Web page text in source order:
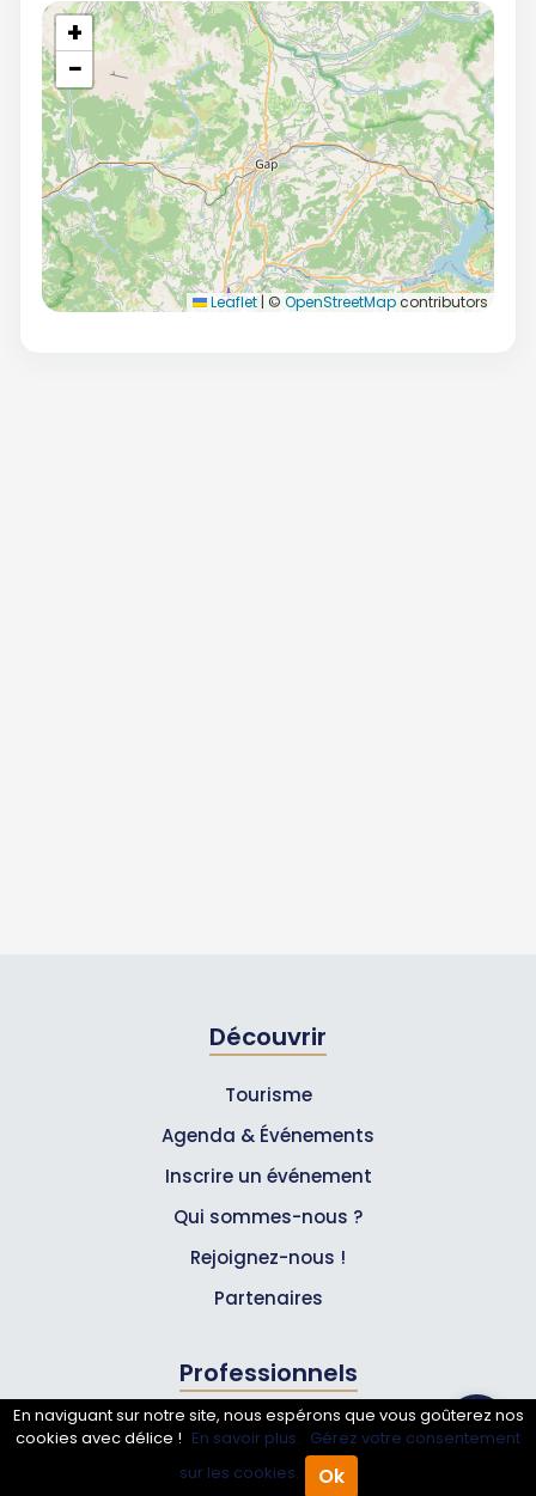
Annuaire Pro Agenda
+
−
Leaflet | © OpenStreetMapcontributors
Découvrir
Tourisme
Agenda & Événements
Inscrire un événement
Qui sommes-nous ?
Rejoignez-nous !
Partenaires
Professionnels
Annuaire pro
Inscrire mon entreprise
En naviguant sur notre site, nous espérons que vous goûterez nos
cookies avec délice ! En savoir plus. Gérez votre consentement
sur les cookies.
Ok